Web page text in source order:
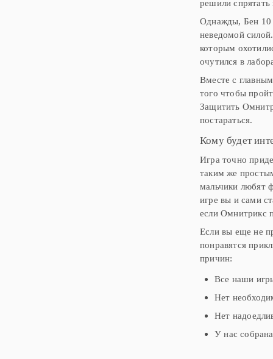
решили
Однажды, Бен 10
неведомой
которым
очутился в
Вместе с
того чтобы
Защитить
постараться.
Кому будет
Игра точно
таким же
мальчики любят
игре вы и сами
если Омнитрикс
Если вы еще не
понравятся
причин:
Все наши
Нет
Нет
У нас